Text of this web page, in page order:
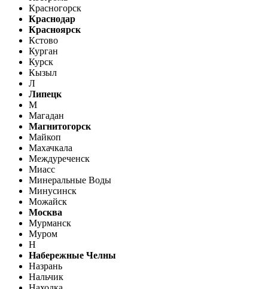
Красногорск
Краснодар
Красноярск
Кстово
Курган
Курск
Кызыл
Л
Липецк
М
Магадан
Магнитогорск
Майкоп
Махачкала
Междуреченск
Миасс
Минеральные Воды
Минусинск
Можайск
Москва
Мурманск
Муром
Н
Набережные Челны
Назрань
Нальчик